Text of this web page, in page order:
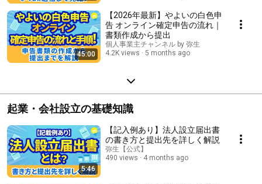
45:00
【2026年最新】やよいの白色申
告 オンライン確定申告の流れ｜
書類作成から提出
個人事業主チャンネル by 弥生
4.2K views
5 months ago
起業・会社設立の基礎知識
5:46
【記入例あり】法人設立届出書
の書き方と提出先を詳しく解説
弥生【公式】
490 views
4 months ago